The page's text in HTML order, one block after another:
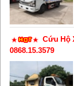
Cứu Hộ
0868.15.3579